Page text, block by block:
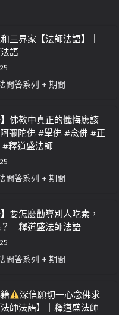
三界家【法師法語】｜
語
問答系列 + 期間
】佛教中真正的懺悔應該
彌陀佛 #學佛 #念佛 #正
#釋道盛法師
問答系列 + 期間
】要怎麼勸導別人吃素，
｜釋道盛法師法語
問答系列 + 期間
深信願切一心念佛求
師法語】｜釋道盛法師